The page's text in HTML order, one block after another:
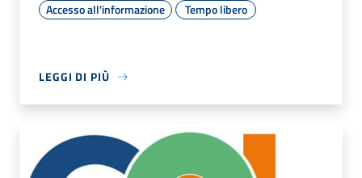
Accesso all'informazione Tempo libero
LEGGI DI PIÙ